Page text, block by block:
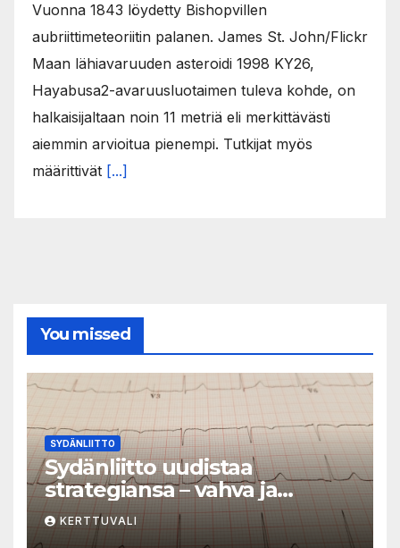
Vuonna 1843 löydetty Bishopvillen
aubriittimeteoriitin palanen. James St. John/Flickr
Maan lähiavaruuden asteroidi 1998 KY26,
Hayabusa2-avaruusluotaimen tuleva kohde, on
halkaisijaltaan noin 11 metriä eli merkittävästi
aiemmin arvioitua pienempi. Tutkijat myös
määrittivät [...]
You missed
SYDÄNLIITTO
Sydänliitto uudistaa
strategiansa – vahva ja
vaikuttava toimija
sydänterveyden puolesta
KERTTUVALI